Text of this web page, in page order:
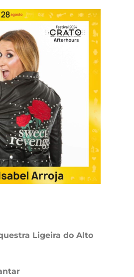
Ligeira do Alto